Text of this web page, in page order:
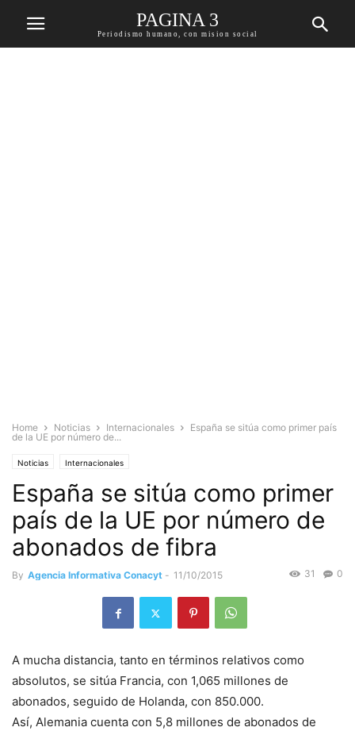
PAGINA 3
Periodismo humano, con mision social
Home Noticias Internacionales
España se sitúa como primer país
de la UE por número de...
Noticias Internacionales
España se sitúa como primer
país de la UE por número de
abonados de fibra
By Agencia Informativa Conacyt - 11/10/2015 0
31
A mucha distancia, tanto en términos relativos como
absolutos, se sitúa Francia, con 1,065 millones de
abonados, seguido de Holanda, con 850.000.
Así, Alemania cuenta con 5,8 millones de abonados de